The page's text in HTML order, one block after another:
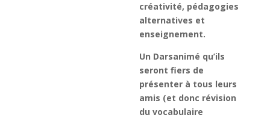
créativité, pédagogies
alternatives et
enseignement.
Un Darsanimé qu’ils
seront fiers de
présenter à tous leurs
amis (et donc révision
du vocabulaire